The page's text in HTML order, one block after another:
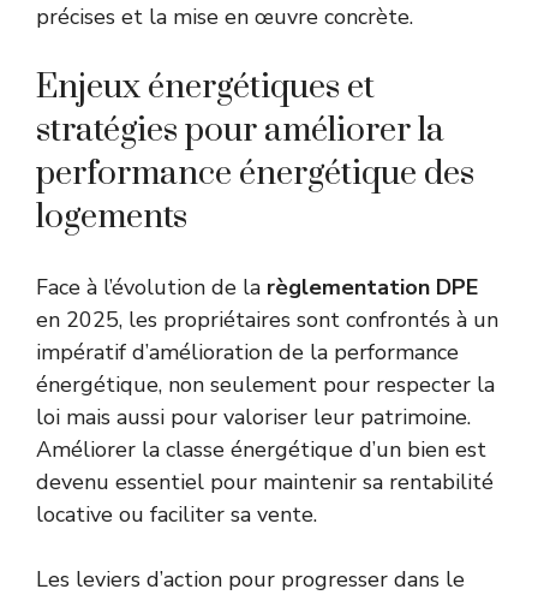
précises et la mise en œuvre concrète.
Enjeux énergétiques et
stratégies pour améliorer la
performance énergétique des
logements
Face à l’évolution de la règlementation DPE
en 2025, les propriétaires sont confrontés à un
impératif d’amélioration de la performance
énergétique, non seulement pour respecter la
loi mais aussi pour valoriser leur patrimoine.
Améliorer la classe énergétique d’un bien est
devenu essentiel pour maintenir sa rentabilité
locative ou faciliter sa vente.
Les leviers d’action pour progresser dans le